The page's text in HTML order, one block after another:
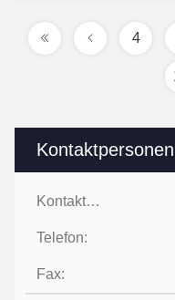
Kontaktpersonen
Kontaktpersonen:
Telefon:
Fax:
4